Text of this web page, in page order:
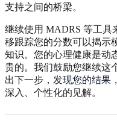
支持之间的桥梁。
继续使用 MADRS 等工具
移跟踪您的分数可以揭示
知识。您的心理健康是动
贵的。我们鼓励您继续这
出下一步， 发现您的结果
深入、个性化的见解。